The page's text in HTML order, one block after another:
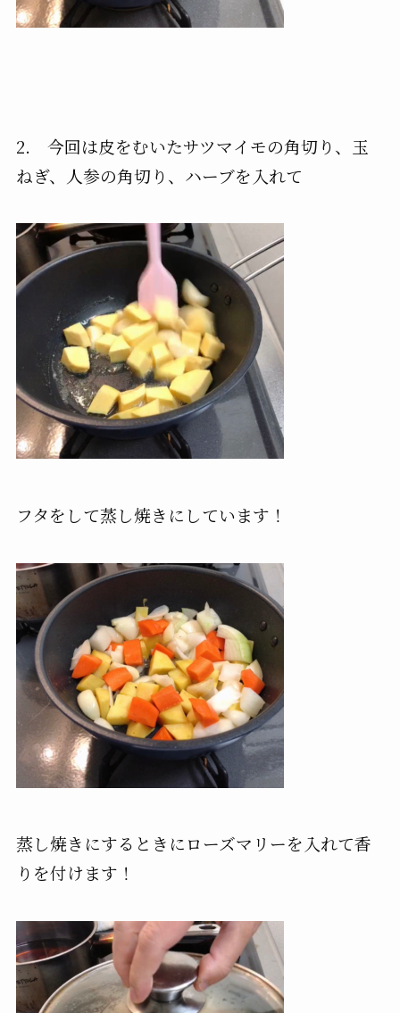
2. 今回は皮をむいたサツマイモの角切り、玉
ねぎ、人参の角切り、ハーブを入れて
フタをして蒸し焼きにしています！
蒸し焼きにするときにローズマリーを入れて香
りを付けます！